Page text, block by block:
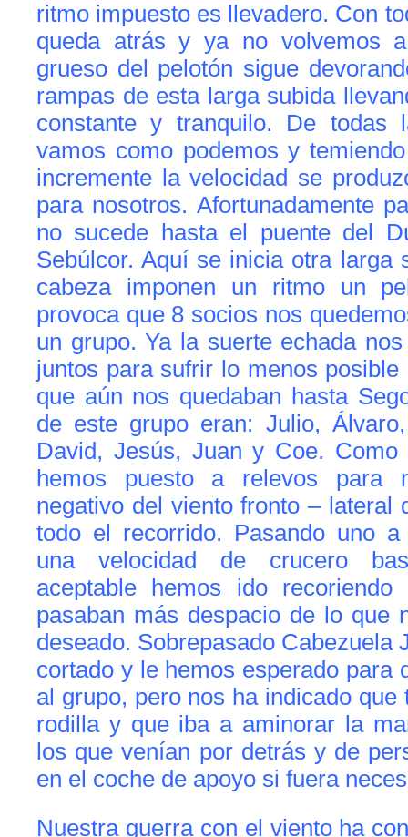
ritmo impuesto es llevadero. Con
queda atrás y ya no volvemos
grueso del pelotón sigue
rampas de esta larga subida
constante y tranquilo. De todas
vamos como podemos y
incremente la velocidad se
para nosotros. Afortunadamente
no sucede hasta el puente del
Sebúlcor. Aquí se inicia otra larga
cabeza imponen un ritmo un
provoca que 8 socios nos
un grupo. Ya la suerte echada
juntos para sufrir lo menos
que aún nos quedaban hasta
de este grupo eran: Julio,
David, Jesús, Juan y Coe. Como
hemos puesto a relevos para
negativo del viento fronto – lateral
todo el recorrido. Pasando uno
una velocidad de crucero
aceptable hemos ido
pasaban más despacio de lo que
deseado. Sobrepasado Cabezuela
cortado y le hemos esperado para
al grupo, pero nos ha indicado
rodilla y que iba a aminorar la
los que venían por detrás y de
en el coche de apoyo si fuera
Nuestra guerra con el viento ha